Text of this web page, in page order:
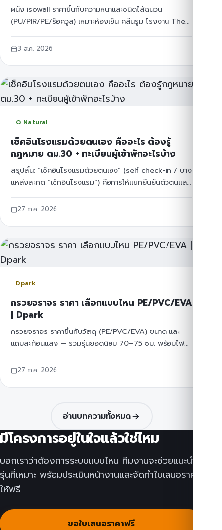
ผนัง isowall ราคาขึ้นกับความหนาและชนิดไส้ฉนวน
(PU/PIR/PE/ร็อควูล) เหมาะห้องเย็น คลีนรูม โรงงาน The
3 ส.ค. 2026
Q Natural
เช็คอินโรงแรมด้วยตนเอง คืออะไร ต้องรู้
กฎหมาย ตม.30 + ทะเบียนผู้เข้าพักอะไรบ้าง
สรุปสั้น: “เช็คอินโรงแรมด้วยตนเอง” (self check-in / บาง
แหล่งสะกด “เช็กอินโรงแรม”) คือการให้แขกยืนยันตัวตนและ
เวลา แต่ก่อนติดตั้งระบบใด ธุรกิ
27 ก.ค. 2026
Dpark
กรวยจราจร ราคา เลือกแบบไหน PE/PVC/EVA
| Dpark
กรวยจราจร ราคาขึ้นกับวัสดุ (PE/PVC/EVA) ขนาด และ
แถบสะท้อนแสง — รวมรุ่นยอดนิยม 70–75 ซม. พร้อมไฟ
และท่อกั้น Dpark จำหน่าย+ส่งทั่วไทย ขอใบเสนอราคาฟรี
27 ก.ค. 2026
อ่านบทความทั้งหมด
มีโครงการอยู่ในใจแล้วใช่ไหม
บอกเราว่าต้องการระบบแบบไหน ทีมงานจะช่วยแนะนำ
รุ่นที่เหมาะ พร้อมประเมินหน้างานและจัดทำใบเสนอราคา
ให้ฟรี
ขอใบเสนอราคาฟรี